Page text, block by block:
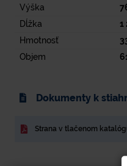
Výška
Dĺžka
1
Hmotnosť
Objem
Dokumenty k
Strana v tlačenom